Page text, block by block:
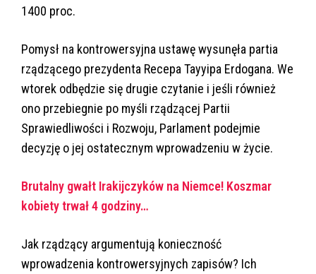
1400 proc.
Pomysł na kontrowersyjna ustawę wysunęła partia
rządzącego prezydenta Recepa Tayyipa Erdogana. We
wtorek odbędzie się drugie czytanie i jeśli również
ono przebiegnie po myśli rządzącej Partii
Sprawiedliwości i Rozwoju, Parlament podejmie
decyzję o jej ostatecznym wprowadzeniu w życie.
Brutalny gwałt Irakijczyków na Niemce! Koszmar
kobiety trwał 4 godziny…
Jak rządzący argumentują konieczność
wprowadzenia kontrowersyjnych zapisów? Ich